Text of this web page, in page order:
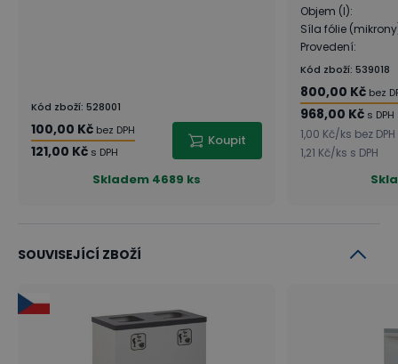
Kód zboží: 528001
100,00 Kč bez DPH
121,00 Kč s DPH
Koupit
Skladem 4689 ks
Objem (l):
Síla fólie
Provedení:
Kód zboží: 539018
800,00 Kč bez
968,00 Kč s DPH
1,00 Kč/ks bez DPH
1,21 Kč/ks s DPH
SOUVISEJÍCÍ ZBOŽÍ